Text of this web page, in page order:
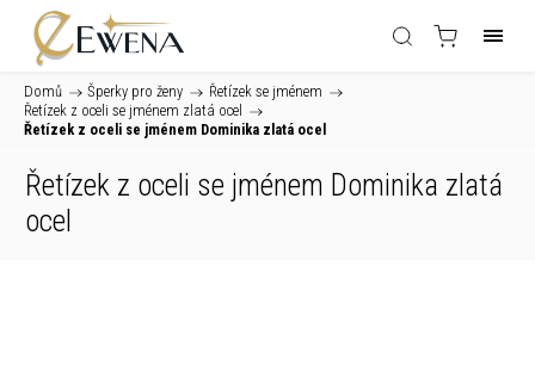
Domů / Šperky pro ženy / Řetízek se jménem /
Řetízek z oceli se jménem zlatá ocel /
Řetízek z oceli se jménem Dominika zlatá ocel
Řetízek z oceli se jménem Dominika zlatá
ocel